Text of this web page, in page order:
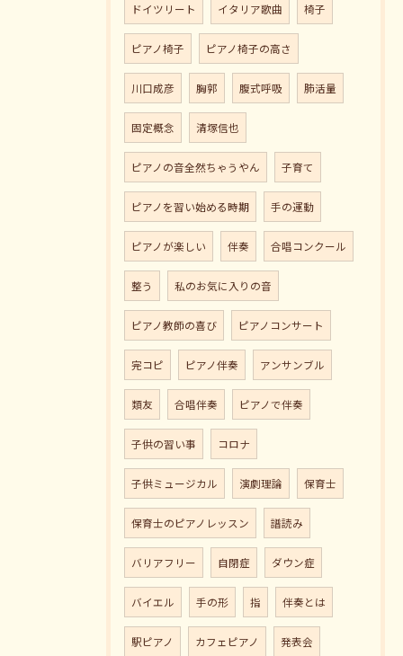
ドイツリート イタリア歌曲 椅子
ピアノ椅子 ピアノ椅子の高さ
川口成彦 胸郭 腹式呼吸 肺活量
固定概念 清塚信也
ピアノの音全然ちゃうやん 子育て
ピアノを習い始める時期 手の運動
ピアノが楽しい 伴奏 合唱コンクール
整う 私のお気に入りの音
ピアノ教師の喜び ピアノコンサート
完コピ ピアノ伴奏 アンサンブル
類友 合唱伴奏 ピアノで伴奏
子供の習い事 コロナ
子供ミュージカル 演劇理論 保育士
保育士のピアノレッスン 譜読み
バリアフリー 自閉症 ダウン症
バイエル 手の形 指 伴奏とは
駅ピアノ カフェピアノ 発表会